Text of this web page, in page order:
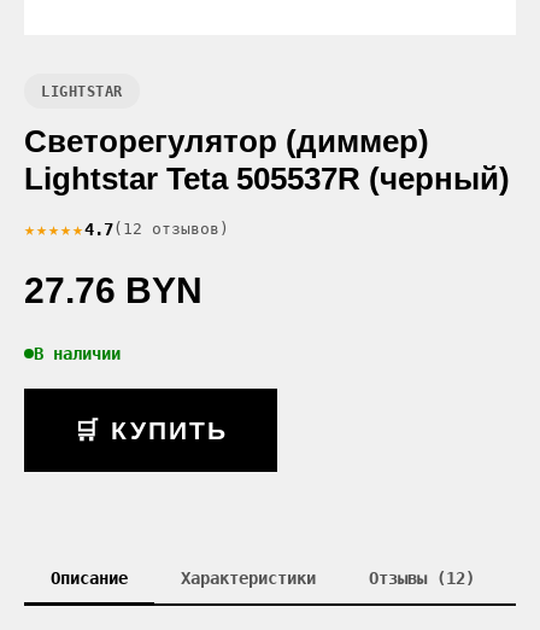
LIGHTSTAR
Светорегулятор (диммер)
Lightstar Teta 505537R (черный)
★★★★★4.7(12 отзывов)
27.76 BYN
В наличии
🛒 КУПИТЬ
Описание Характеристики Отзывы (12)